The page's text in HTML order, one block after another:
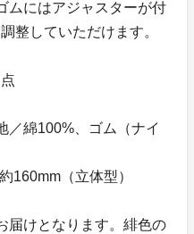
ムにはアジャスターが付
整していただけます。
綿100%、ゴム（ナイ
160mm（立体型）
届けとなります。緋色の